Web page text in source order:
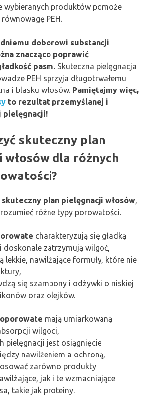
wybieranych produktów pomoże
PEH.
doborowi substancji
znacząco poprawić
pasm. Skuteczna pielęgnacja
PEH sprzyja długotrwałemu
i blasku włosów. Pamiętajmy więc,
to rezultat przemyślanej i
pielęgnacji!
skuteczny plan
włosów dla różnych
plan pielęgnacji włosów,
różne typy porowatości.
charakteryzują się gładką
doskonale zatrzymują wilgoć,
lekkie, nawilżające formuły, które nie
się szampony i odżywki o niskiej
oraz olejków.
mają umiarkowaną
wilgoci,
pielęgnacji jest osiągnięcie
nawilżeniem a ochroną,
zarówno produkty
jak i te wzmacniające
takie jak proteiny.